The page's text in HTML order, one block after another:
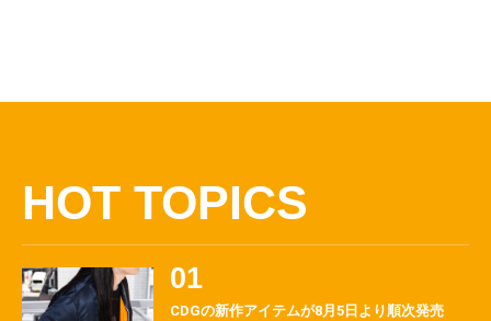
HOT TOPICS
CDGの新作アイテムが8月5日より順次発売